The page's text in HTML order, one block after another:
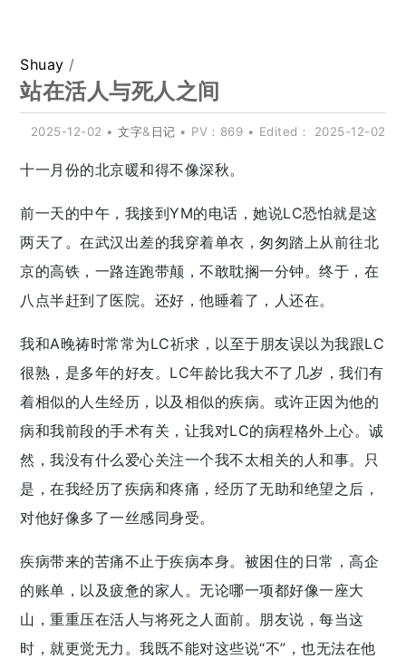
Shuay /
站在活人与死人之间
2025-12-02 •文字& 日记 • PV：869 • Edited： 2025-12-02
十一月份的北京暖和得不像深秋。
前一天的中午，我接到YM的电话，她说LC恐怕就是这
两天了。在武汉出差的我穿着单衣，匆匆踏上从前往北
京的高铁，一路连跑带颠，不敢耽搁一分钟。终于，在
八点半赶到了医院。还好，他睡着了，人还在。
我和A晚祷时常常为LC祈求，以至于朋友误以为我跟LC
很熟，是多年的好友。LC年龄比我大不了几岁，我们有
着相似的人生经历，以及相似的疾病。或许正因为他的
病和我前段的手术有关，让我对LC的病程格外上心。诚
然，我没有什么爱心关注一个我不太相关的人和事。只
是，在我经历了疾病和疼痛，经历了无助和绝望之后，
对他好像多了一丝感同身受。
疾病带来的苦痛不止于疾病本身。被困住的日常，高企
的账单，以及疲惫的家人。无论哪一项都好像一座大
山，重重压在活人与将死之人面前。朋友说，每当这
时，就更觉无力。我既不能对这些说“不”，也无法在他